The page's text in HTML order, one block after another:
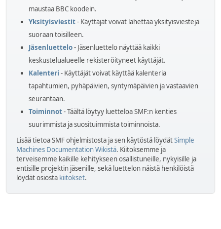
maustaa BBC koodein.
Yksityisviestit- Käyttäjät voivat lähettää yksityisviestejä
suoraan toisilleen.
Jäsenluettelo- Jäsenluettelo näyttää kaikki
keskustelualueelle rekisteröityneet käyttäjät.
Kalenteri - Käyttäjät voivat käyttää kalenteria
tapahtumien, pyhäpäivien, syntymäpäivien ja vastaavien
seurantaan.
Toiminnot- Täältä löytyy luetteloa SMF:n kenties
suurimmista ja suosituimmista toiminnoista.
Lisää tietoa SMF ohjelmistosta ja sen käytöstä löydätSimple
Machines Documentation Wikistä. Kiitoksemme ja
terveisemme kaikille kehitykseen osallistuneille, nykyisille ja
entisille projektin jäsenille, sekä luettelon näistä henkilöistä
löydät osiosta kiitokset.